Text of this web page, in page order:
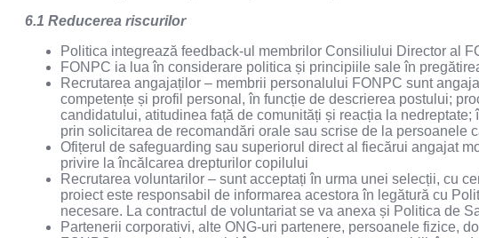
6.1 Reducerea riscurilor
Politica integrează feedback-ul membrilor Consiliului Director al
FONPC ia lua în considerare politica și principiile sale în
Recrutarea angajaților – membrii personalului FONPC sunt
competențe și profil personal, în funcție de descrierea postului;
candidatului, atitudinea față de comunități și reacția la
prin solicitarea de recomandări orale sau scrise de la persoanele
Ofițerul de safeguarding sau superiorul direct al fiecărui angajat
privire la încălcarea drepturilor copilului
Recrutarea voluntarilor – sunt acceptați în urma unei selecții, cu
proiect este responsabil de informarea acestora în legătură cu
necesare. La contractul de voluntariat se va anexa și Politica de
Partenerii corporativi, alte ONG-uri partenere, persoanele fizice,